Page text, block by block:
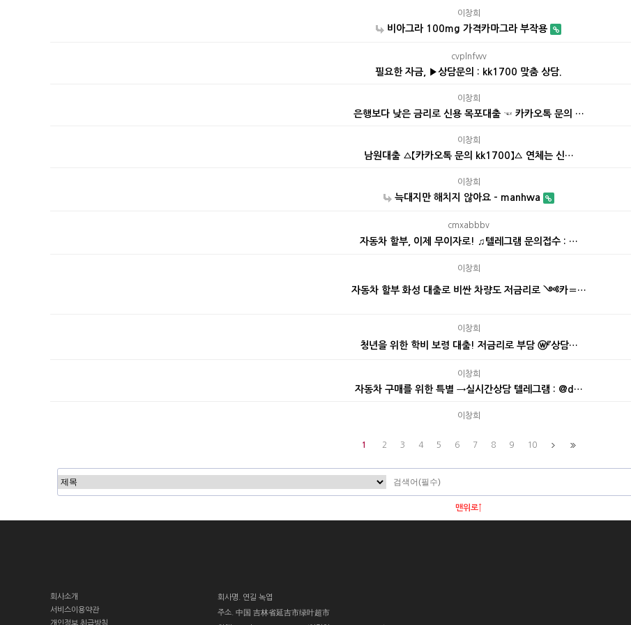
이창희
비아그라 100mg 가격카마그라 부작용
cvplnfwv
필요한 자금, ▶상담문의 : kk1700 맞춤 상담.
이창희
은행보다 낮은 금리로 신용 목포대출 ☜ 카카오톡 문의 …
이창희
남원대출 ▵【카카오톡 문의 kk1700】▵ 연체는 신…
이창희
늑대지만 해치지 않아요 - manhwa
cmxabbbv
자동차 할부, 이제 무이자로! ♫텔레그램 문의접수 : …
이창희
자동차 할부 화성 대출로 비싼 차량도 저금리로 ༺카〓…
이창희
청년을 위한 학비 보령 대출! 저금리로 부담 ⓦ『상담…
이창희
자동차 구매를 위한 특별 →실시간상담 텔레그램 : @d…
이창희
1 2 3 4 5 6 7 8 9 10
맨위로↑
회사소개
서비스이용약관
개인정보 취급방침
회사명.
연길 녹엽
주소. 中国 吉林省延吉市绿叶超市